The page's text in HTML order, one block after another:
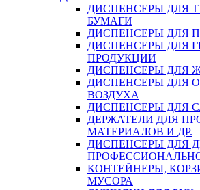
ДИСПЕНСЕРЫ ДЛЯ
БУМАГИ
ДИСПЕНСЕРЫ ДЛЯ
ДИСПЕНСЕРЫ ДЛЯ
ПРОДУКЦИИ
ДИСПЕНСЕРЫ ДЛЯ
ДИСПЕНСЕРЫ ДЛЯ
ВОЗДУХА
ДИСПЕНСЕРЫ ДЛЯ
ДЕРЖАТЕЛИ ДЛЯ
МАТЕРИАЛОВ И ДР.
ДИСПЕНСЕРЫ ДЛЯ
КОНТЕЙНЕРЫ,
МУСОРА